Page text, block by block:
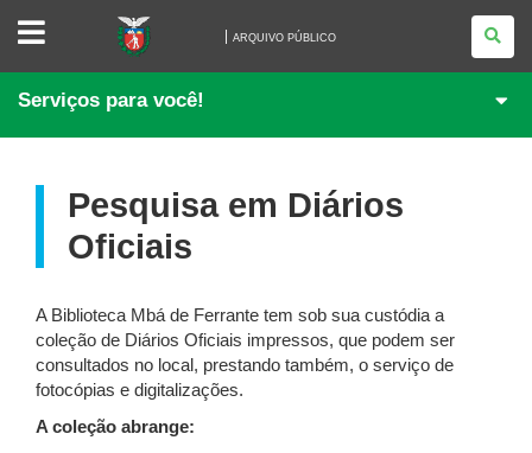
ARQUIVO
PÚBLICO
ARQUIVO PÚBLICO
Serviços para você!
Pesquisa em Diários
Oficiais
A Biblioteca Mbá de Ferrante tem sob sua custódia a
coleção de Diários Oficiais impressos, que podem ser
consultados no local, prestando também, o serviço de
fotocópias e digitalizações.
A coleção abrange: